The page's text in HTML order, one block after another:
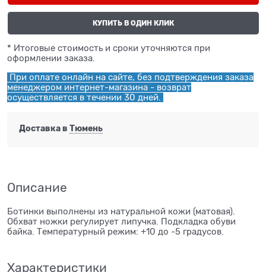
КУПИТЬ В ОДИН КЛИК
* Итоговые стоимость и сроки уточняются при
оформлении заказа.
При оплате онлайн на сайте, без подтверждения заказа
менеджером интернет-магазина - возврат
осуществляется в течении 30 дней.
Доставка в Тюмень
Описание
Ботинки выполнены из натуральной кожи (матовая).
Обхват ножки регулирует липучка. Подкладка обуви
байка. Температурный режим: +10 до -5 градусов.
Характеристики